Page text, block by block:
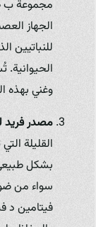
مجموعة ب
الجهاز
للنباتيين
وغني بهذه
مصدر فريد
بشكل
سواء من
فيتامين د